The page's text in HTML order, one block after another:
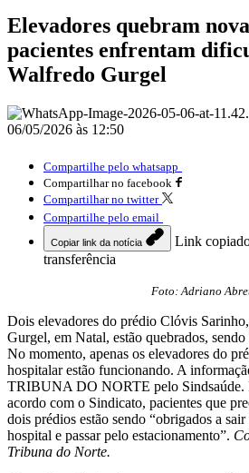
Elevadores quebram
pacientes enfrentam
Walfredo Gurgel
06/05/2026 às 12:50
Compartilhe pelo whatsapp
Compartilhar no facebook
Compartilhar no twitter
Compartilhe pelo email
Copiar link da notícia
Link
transferência
Foto: Adriano
Dois elevadores do prédio Clóvis
Gurgel, em Natal, estão quebrados,
No momento, apenas os elevadores do
hospitalar estão funcionando. A
TRIBUNA DO NORTE pelo Sindsaúde.
acordo com o Sindicato, pacientes que
dois prédios estão sendo “obrigados a
hospital e passar pelo estacionamento”.
Tribuna do Norte.